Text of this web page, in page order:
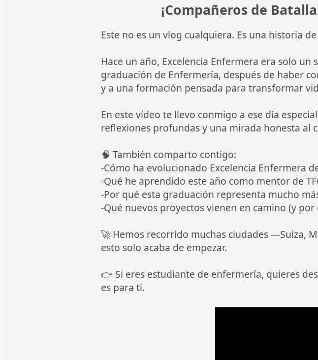
¡Compañeros de
Este no es un vlog cualquiera. Es una historia
Hace un año, Excelencia Enfermera era solo
graduación de Enfermería, después de haber
y a una formación pensada para transformar
En este vídeo te llevo conmigo a ese día
reflexiones profundas y una mirada honesta al
🧠 También comparto contigo:
-Cómo ha evolucionado Excelencia Enfermera
-Qué he aprendido este año como mentor de
-Por qué esta graduación representa mucho
-Qué nuevos proyectos vienen en camino (y
🚀 Hemos recorrido muchas ciudades —Suiza,
esto solo acaba de empezar.
👉 Si eres estudiante de enfermería, quieres
es para ti.